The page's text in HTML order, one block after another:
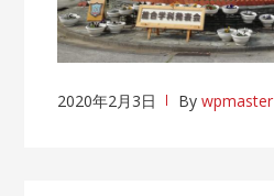
2020年2月3日 Bywpmaster